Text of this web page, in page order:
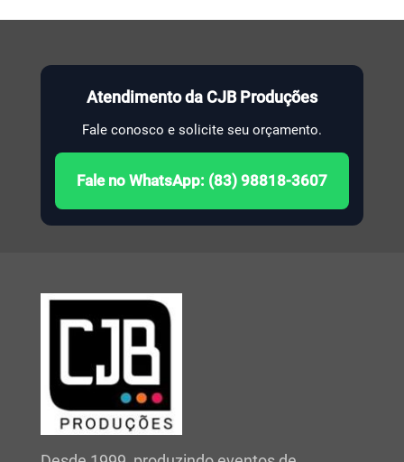
Atendimento da CJB Produções
Fale conosco e solicite seu orçamento.
Fale no WhatsApp: (83) 98818-3607